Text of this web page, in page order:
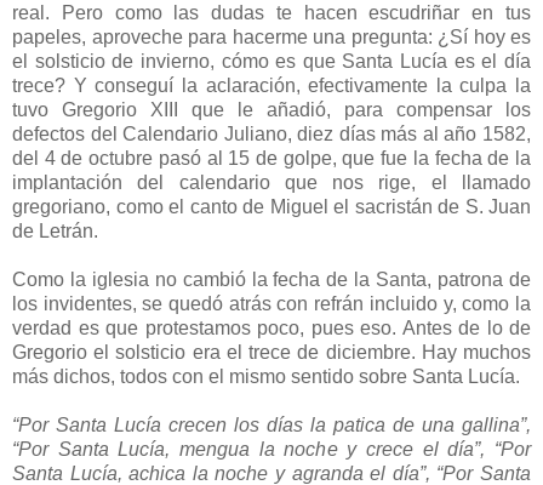
real. Pero como las dudas te hacen escudriñar en tus
papeles, aproveche para hacerme una pregunta: ¿Sí hoy es
el solsticio de invierno, cómo es que Santa Lucía es el día
trece? Y conseguí la aclaración, efectivamente la culpa la
tuvo Gregorio XIII que le añadió, para compensar los
defectos del Calendario Juliano, diez días más al año 1582,
del 4 de octubre pasó al 15 de golpe, que fue la fecha de la
implantación del calendario que nos rige, el llamado
gregoriano, como el canto de Miguel el sacristán de S. Juan
de Letrán.
Como la iglesia no cambió la fecha de la Santa, patrona de
los invidentes, se quedó atrás con refrán incluido y, como la
verdad es que protestamos poco, pues eso. Antes de lo de
Gregorio el solsticio era el trece de diciembre. Hay muchos
más dichos, todos con el mismo sentido sobre Santa Lucía.
“Por Santa Lucía crecen los días la patica de una gallina”,
“Por Santa Lucía, mengua la noche y crece el día”, “Por
Santa Lucía, achica la noche y agranda el día”, “Por Santa